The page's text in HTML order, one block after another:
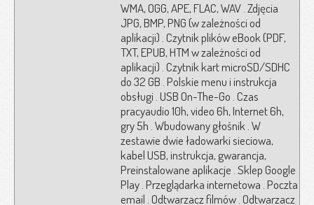
WMA, OGG, APE, FLAC, WAV . Zdjęcia
JPG, BMP, PNG (w zależności od
aplikacji) . Czytnik plików eBook (PDF,
TXT, EPUB, HTM w zależności od
aplikacji) . Czytnik kart microSD/SDHC
do 32 GB . Polskie menu i instrukcja
obsługi . USB On-The-Go . Czas
pracyaudio 10h, video 6h, Internet 6h,
gry 5h . Wbudowany głośnik . W
zestawie dwie ładowarki sieciowa,
kabel USB, instrukcja, gwarancja,
Preinstalowane aplikacje . Sklep Google
Play . Przeglądarka internetowa . Poczta
email . Odtwarzacz filmów . Odtwarzacz